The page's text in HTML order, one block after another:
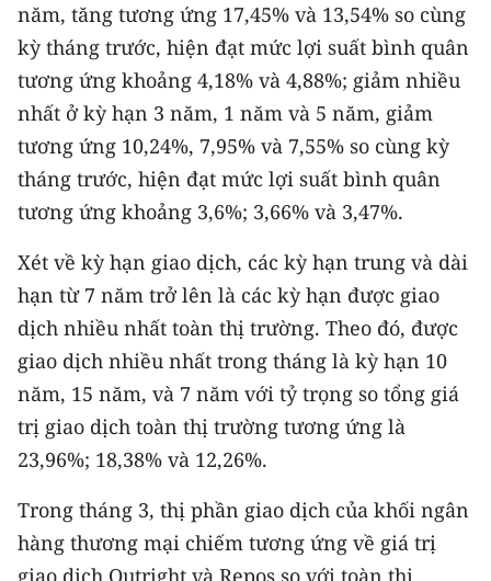
Bắc Trung Bộ
Duyên hải Nam Trung Bộ và Tây
Nguyên
Đông Nam Bộ
Đồng bằng sông Cửu Long
Chuyên trang TP. Hồ Chí Minh
CHUYÊN ĐỀ
CÁC CHUYÊN TRANG
VỀ BÁO NHÂN DÂN
THỜI NAY
NHÂN DÂN CUỐI TUẦN
năm, tăng tương ứng 17,45% và 13,54% so cùng
kỳ tháng trước, hiện đạt mức lợi suất bình quân
tương ứng khoảng 4,18% và 4,88%; giảm nhiều
nhất ở kỳ hạn 3 năm, 1 năm và 5 năm, giảm
tương ứng 10,24%, 7,95% và 7,55% so cùng kỳ
tháng trước, hiện đạt mức lợi suất bình quân
tương ứng khoảng 3,6%; 3,66% và 3,47%.
Xét về kỳ hạn giao dịch, các kỳ hạn trung và dài
hạn từ 7 năm trở lên là các kỳ hạn được giao
dịch nhiều nhất toàn thị trường. Theo đó, được
giao dịch nhiều nhất trong tháng là kỳ hạn 10
năm, 15 năm, và 7 năm với tỷ trọng so tổng giá
trị giao dịch toàn thị trường tương ứng là
23,96%; 18,38% và 12,26%.
Trong tháng 3, thị phần giao dịch của khối ngân
hàng thương mại chiếm tương ứng về giá trị
giao dịch Outright và Repos so với toàn thị